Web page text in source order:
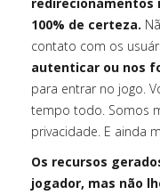
redirecionamentos
100% de certeza.
contato com os
autenticar ou nos
para entrar no jogo.
tempo todo. Somos
privacidade. E ainda
Os recursos
jogador, mas não